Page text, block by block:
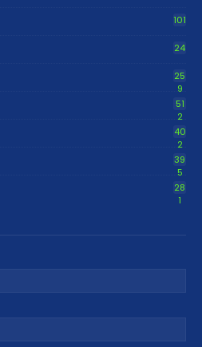
101
24
25
9
51
2
40
2
39
5
28
1